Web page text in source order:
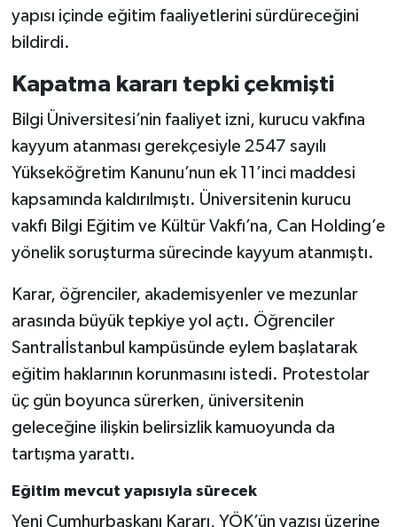
yapısı içinde eğitim faaliyetlerini sürdüreceğini
bildirdi.
Kapatma kararı tepki çekmişti
Bilgi Üniversitesi’nin faaliyet izni, kurucu vakfına
kayyum atanması gerekçesiyle 2547 sayılı
Yükseköğretim Kanunu’nun ek 11’inci maddesi
kapsamında kaldırılmıştı. Üniversitenin kurucu
vakfı Bilgi Eğitim ve Kültür Vakfı’na, Can Holding’e
yönelik soruşturma sürecinde kayyum atanmıştı.
Karar, öğrenciler, akademisyenler ve mezunlar
arasında büyük tepkiye yol açtı. Öğrenciler
Santralİstanbul kampüsünde eylem başlatarak
eğitim haklarının korunmasını istedi. Protestolar
üç gün boyunca sürerken, üniversitenin
geleceğine ilişkin belirsizlik kamuoyunda da
tartışma yarattı.
Eğitim mevcut yapısıyla sürecek
Yeni Cumhurbaşkanı Kararı, YÖK’ün yazısı üzerine